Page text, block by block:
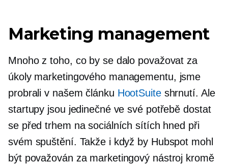
Marketing management
Mnoho z toho, co by se dalo považovat za
úkoly marketingového managementu, jsme
probrali v našem článku HootSuiteshrnutí. Ale
startupy jsou jedinečné ve své potřebě dostat
se před trhem na sociálních sítích hned při
svém spuštění. Takže i když by Hubspot mohl
být považován za marketingový nástroj kromě